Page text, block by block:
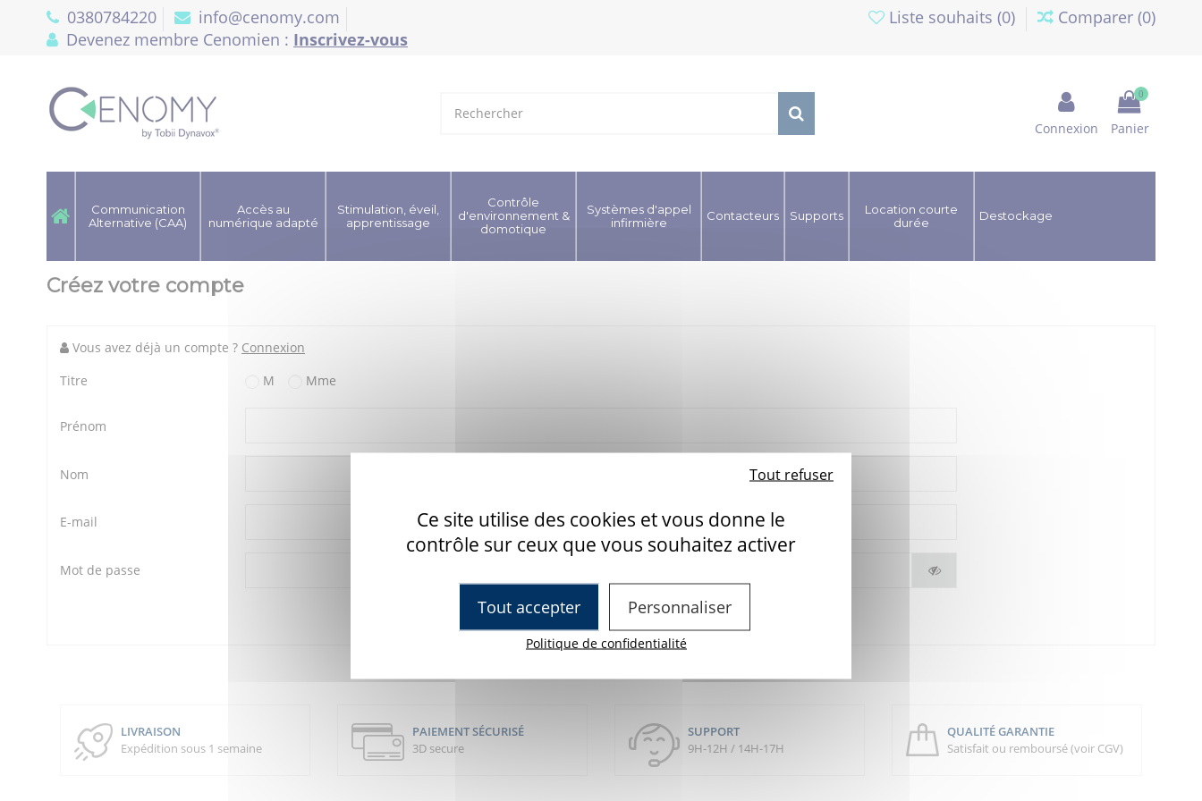
0380784220
info@cenomy.com
Devenez membre Cenomien : Inscrivez-vous
Liste souhaits (0) Comparer (0)
Connexion
0
Panier
Communication
Alternative (CAA)
Accès au
numérique adapté
Stimulation, éveil,
apprentissage
Contrôle
d'environnement &
domotique
Systèmes d'appel
infirmière
Contacteurs Supports
Location courte
durée
Destockage
Créez votre compte
Vous avez déjà un compte ? Connexion
Titre
M Mme
Prénom
Nom
E-mail
Mot de passe
Enregistrer
LIVRAISON
Expédition sous 1 semaine
PAIEMENT SÉCURISÉ
3D secure
SUPPORT
9H-12H / 14H-17H
QUALITÉ GARANTIE
Satisfait ou remboursé (voir CGV)
Panneau de gestion des cookies
Ce site utilise des cookies et vous donne le
contrôle sur ceux que vous souhaitez activer
Tout accepter
Tout refuser
Personnaliser
Politique de confidentialité